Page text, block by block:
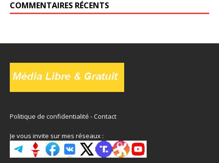
COMMENTAIRES RÉCENTS
Politique de confidentialité -Contact
Je vous invite sur mes réseaux :